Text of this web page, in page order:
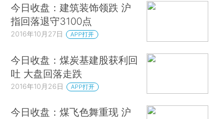
今日收盘：建筑装饰领跌 沪
指回落退守3100点
2016年10月27日 APP打开
今日收盘：煤炭基建股获利回
吐 大盘回落走跌
2016年10月26日 APP打开
今日收盘：煤飞色舞重现 沪